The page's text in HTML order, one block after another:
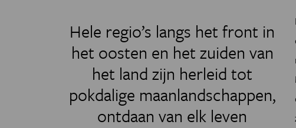
Hele regio’s langs het front in
het oosten en het zuiden van
het land zijn herleid tot
pokdalige maanlandschappen,
ontdaan van elk leven